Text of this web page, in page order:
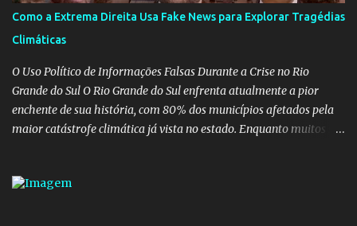
afinal de contas como acreditar em algo proposto pelo novo
ministro sem imaginar que ele só esta querendo auferir vantagens
pessoais em uma pasta de tamanha envergadura e influência na
vida dos brasileiros. Evelin Azevedo escreveu brilhantemen...
Como a Extrema Direita Usa Fake News para Explorar Tragédias
Climáticas
O Uso Político de Informações Falsas Durante a Crise no Rio
Grande do Sul O Rio Grande do Sul enfrenta atualmente a pior
enchente de sua história, com 80% dos municípios afetados pela
maior catástrofe climática já vista no estado. Enquanto muitos se
voluntários e das forças governamentais, impactando diretamente